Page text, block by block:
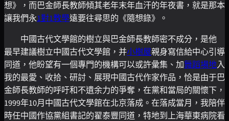
想》，而巴金師長教師傾其老年末年血汗的年夜書，就是那本
讓我們永1對1教學遠要往尋思的《隨想錄》。
中國古代文學館的樹立與巴金師長教師密不成分，是他
最早建議樹立中國古代文學館，并小樹屋親身寫信給中心引導
同道，他盼望有一個專門的機構可以或許彙集、加舞蹈場地入
我的最愛、收拾、研討、展現中國古代作家作品，恰是由于巴
金師長教師的呼吁和不遺余力的爭奪，在黨和當局的關懷下，
1999年10月中國古代文學館在北京落成。在落成當月，我陪伴
時任中國作協黨組書記的翟泰豐同道，特地到上海華東病院看